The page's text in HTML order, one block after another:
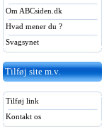
Om ABCsiden.dk
Hvad mener du ?
Svagsynet
Tilføj site m.v.
Tilføj link
Kontakt os